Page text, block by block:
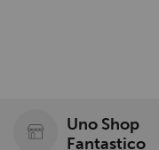
Uno Shop
Fantastico